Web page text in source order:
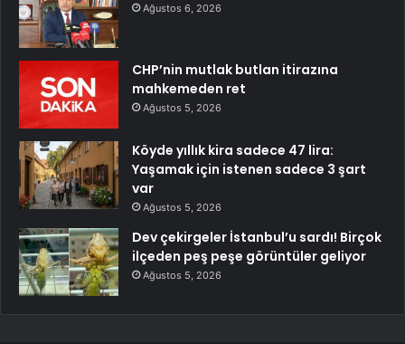
Ağustos 6, 2026
CHP’nin mutlak butlan itirazına
mahkemeden ret
Ağustos 5, 2026
Köyde yıllık kira sadece 47 lira:
Yaşamak için istenen sadece 3 şart
var
Ağustos 5, 2026
Dev çekirgeler İstanbul’u sardı! Birçok
ilçeden peş peşe görüntüler geliyor
Ağustos 5, 2026